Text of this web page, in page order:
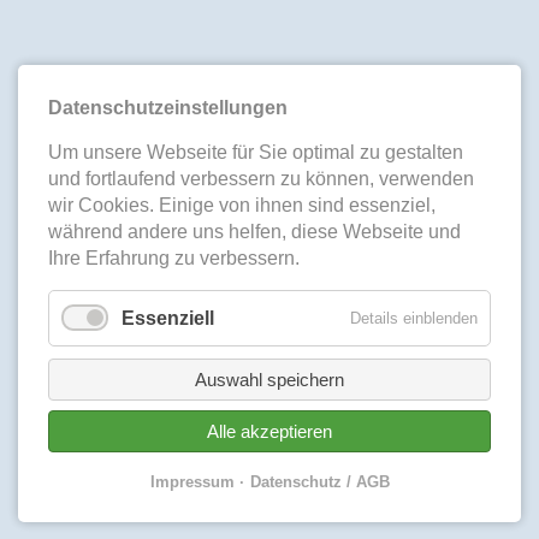
Datenschutzeinstellungen
Um unsere Webseite für Sie optimal zu gestalten
und fortlaufend verbessern zu können, verwenden
wir Cookies. Einige von ihnen sind essenziel,
während andere uns helfen, diese Webseite und
Ihre Erfahrung zu verbessern.
Essenziell Details einblenden
Auswahl speichern
Alle akzeptieren
Impressum Datenschutz / AGB